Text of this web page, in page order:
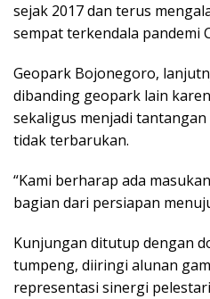
sejak 2017 dan terus
sempat terkendala pandemi
Geopark Bojonegoro,
dibanding geopark lain
sekaligus menjadi
tidak terbarukan.
“Kami berharap ada
bagian dari persiapan
Kunjungan ditutup dengan
tumpeng, diiringi alunan
representasi sinergi